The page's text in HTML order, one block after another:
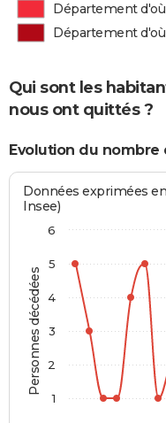
Département
Département
Qui sont les
nous ont quittés ?
Evolution du nombre
Personnes décédées
Données exprimées
Insee)
1
2
3
4
5
6